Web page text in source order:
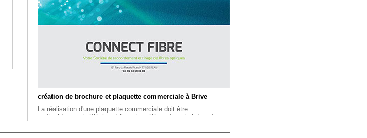
création de brochure et plaquette commerciale à Brive
La réalisation d'une plaquette commerciale doit être
particulièrement réfléchie. Elle est un élément central de votre
, une réflexion sur votre stratégie et la diffusion de ce document